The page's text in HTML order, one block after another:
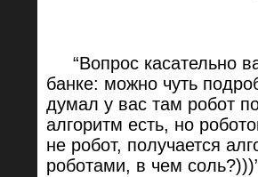
“Вопрос касательно
банке: можно чуть
думал у вас там робот
алгоритм есть, но
не робот, получается
роботами, в чем